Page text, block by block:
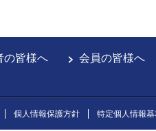
の皆様へ 会員の皆様へ
個人情報保護方針 特定個人情報